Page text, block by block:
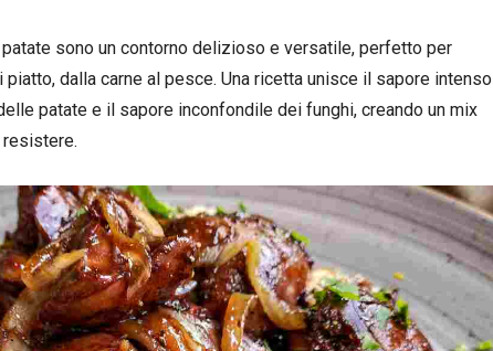
sono un contorno delizioso e versatile, perfetto per
dalla carne al pesce. Una ricetta unisce il sapore intenso
patate e il sapore inconfondile dei funghi, creando un mix